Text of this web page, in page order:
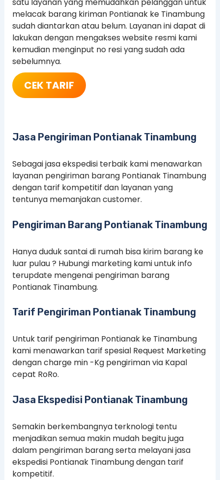
satu layanan yang memudahkan pelanggan untuk
melacak barang kiriman Pontianak ke Tinambung
sudah diantarkan atau belum. Layanan ini dapat di
lakukan dengan mengakses website resmi kami
kemudian menginput no resi yang sudah ada
sebelumnya.
CEK TARIF
Jasa Pengiriman Pontianak Tinambung
Sebagai jasa ekspedisi terbaik kami menawarkan
layanan pengiriman barang Pontianak Tinambung
dengan tarif kompetitif dan layanan yang
tentunya memanjakan customer.
Pengiriman Barang Pontianak Tinambung
Hanya duduk santai di rumah bisa kirim barang ke
luar pulau ? Hubungi marketing kami untuk info
terupdate mengenai pengiriman barang
Pontianak Tinambung.
Tarif Pengiriman Pontianak Tinambung
Untuk tarif pengiriman Pontianak ke Tinambung
kami menawarkan tarif spesial Request Marketing
dengan charge min -Kg pengiriman via Kapal
cepat RoRo.
Jasa Ekspedisi Pontianak Tinambung
Semakin berkembangnya terknologi tentu
menjadikan semua makin mudah begitu juga
dalam pengiriman barang serta melayani jasa
ekspedisi Pontianak Tinambung dengan tarif
kompetitif.